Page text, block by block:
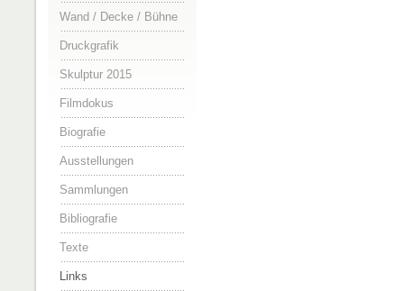
Wand / Decke / Bühne
Druckgrafik
Skulptur 2015
Filmdokus
Biografie
Ausstellungen
Sammlungen
Bibliografie
Texte
Links